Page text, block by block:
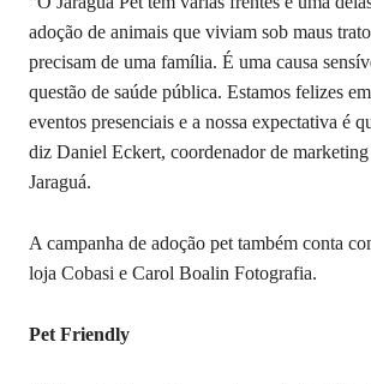
adoção de animais que viviam sob maus
precisam de uma família. É uma causa
questão de saúde pública. Estamos felizes
eventos presenciais e a nossa expectativa é
diz Daniel Eckert, coordenador de
Jaraguá.
A campanha de adoção pet também conta
loja Cobasi e Carol Boalin Fotografia.
Pet Friendly